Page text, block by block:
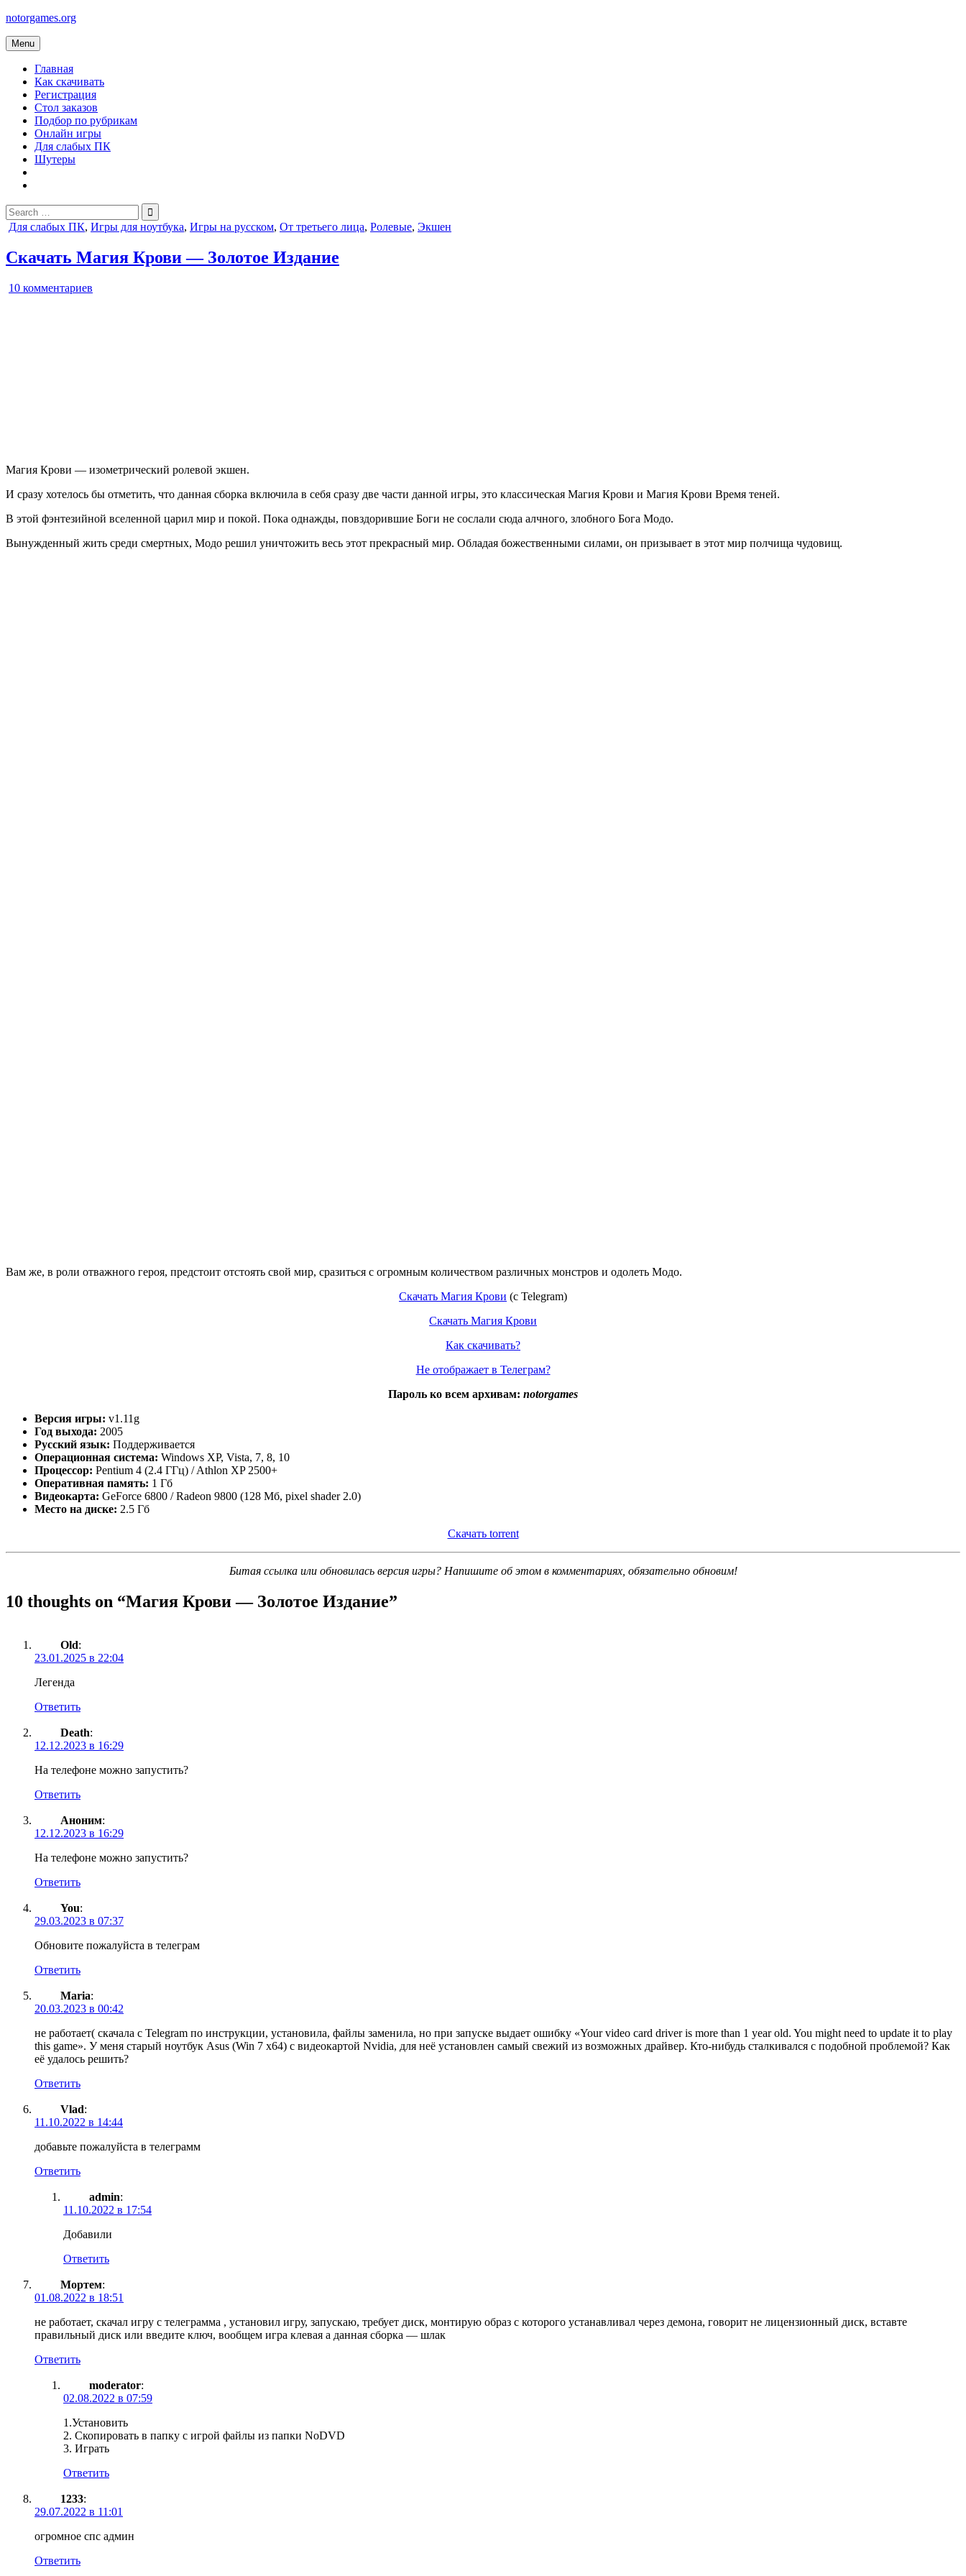
Skip
content
notorgames.org
Menu
Главная
Как скачивать
Регистрация
Стол заказов
Подбор по рубрикам
Онлайн игры
Для слабых ПК
Шутеры
Search
for:
Posted
Для слабых ПК, Игры для ноутбука, Игры на русском, От третьего лица, Ролевые, Экшен
Скачать Магия Крови — Золотое Издание
10 комментариев
Магия Крови — изометрический ролевой экшен.
И сразу хотелось бы отметить, что данная сборка включила в себя сразу две части данной игры, это классическая Магия Крови и Магия Крови Время теней.
В этой фэнтезийной вселенной царил мир и покой. Пока однажды, повздорившие Боги не сослали сюда алчного, злобного Бога Модо.
Вынужденный жить среди смертных, Модо решил уничтожить весь этот прекрасный мир. Обладая божественными силами, он призывает в этот мир полчища чудовищ.
Вам же, в роли отважного героя, предстоит отстоять свой мир, сразиться с огромным количеством различных монстров и одолеть Модо.
Скачать Магия Крови (с Telegram)
Скачать Магия Крови
Как скачивать?
Не отображает в Телеграм?
Пароль ко всем архивам: notorgames
Версия игры: v1.11g
Год выхода: 2005
Русский язык: Поддерживается
Операционная система: Windows XP, Vista, 7, 8, 10
Процессор: Pentium 4 (2.4 ГГц) / Athlon XP 2500+
Оперативная память: 1 Гб
Видеокарта: GeForce 6800 / Radeon 9800 (128 Мб, pixel shader 2.0)
Место на диске: 2.5 Гб
Скачать torrent
Битая ссылка или обновилась версия игры? Напишите об этом в комментариях, обязательно обновим!
10 thoughts on “Магия Крови — Золотое Издание”
Old:
23.01.2025 в 22:04
Легенда
Ответить
Death:
12.12.2023 в 16:29
На телефоне можно запустить?
Ответить
Аноним:
12.12.2023 в 16:29
На телефоне можно запустить?
Ответить
You:
29.03.2023 в 07:37
Обновите пожалуйста в телеграм
Ответить
Maria:
20.03.2023 в 00:42
не работает( скачала с Telegram по инструкции, установила, файлы заменила, но при запуске выдает ошибку «Your video card driver is more than 1 year old. You might need to update it to play
this game». У меня старый ноутбук Asus (Win 7 x64) с видеокартой Nvidia, для неё установлен самый свежий из возможных драйвер. Кто-нибудь сталкивался с подобной проблемой? Как
её удалось решить?
Ответить
Vlad:
11.10.2022 в 14:44
добавьте пожалуйста в телеграмм
Ответить
admin:
11.10.2022 в 17:54
Добавили
Ответить
Мортем:
01.08.2022 в 18:51
не работает, скачал игру с телеграмма , установил игру, запускаю, требует диск, монтирую образ с которого устанавливал через демона, говорит не лицензионный диск, вставте
правильный диск или введите ключ, вообщем игра клевая а данная сборка — шлак
Ответить
moderator:
02.08.2022 в 07:59
1.Установить
2. Скопировать в папку с игрой файлы из папки NoDVD
3. Играть
Ответить
1233:
29.07.2022 в 11:01
огромное спс админ
Ответить